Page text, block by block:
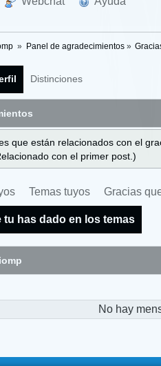
» Panel de agradecimientos»
Distinciones
que están relacionados con el
con el primer post.)
Temas tuyos Gracias
tu has dado en los temas
No hay